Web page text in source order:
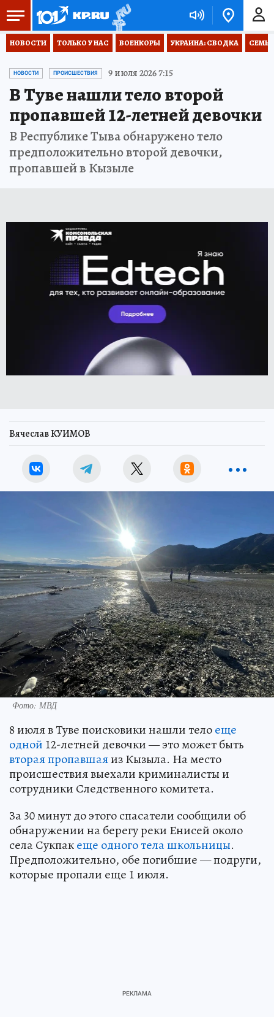
НОВОСТИ ТОЛЬКО У НАС ВОЕНКОРЫ УКРАИНА: СВОДКА
НОВОСТИ ПРОИСШЕСТВИЯ 9 июля 2026 7:15
В Туве нашли тело второй
пропавшей 12-летней девочки
В Республике Тыва обнаружено тело
предположительно второй девочки,
пропавшей в Кызыле
Вячеслав КУИМОВ
Фото: МВД
8 июля в Туве поисковики нашли телоеще
одной 12-летней девочки — это может быть
вторая пропавшаяиз Кызыла. На место
происшествия выехали криминалисты и
сотрудники Следственного комитета.
За 30 минут до этого спасатели сообщили об
обнаружении на берегу реки Енисей около
села Сукпакеще одного тела школьницы.
Предположительно, обе погибшие — подруги,
которые пропали еще 1 июля.